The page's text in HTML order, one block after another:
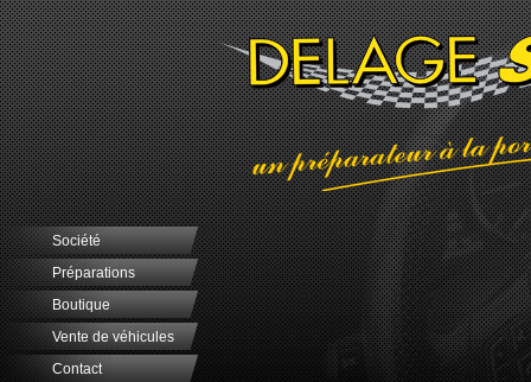
Société
Préparations
Boutique
Vente de véhicules
Contact